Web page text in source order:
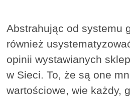
Abstrahując od systemu
również
opinii wystawianych
w Sieci. To, że są one
wartościowe, wie każdy,